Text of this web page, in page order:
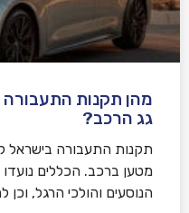
מהן תקנות
גג הרכב?
תקנות התעבורה בישראל
מטען ברכב. הכללים
הנוסעים והולכי הרגל, וכן